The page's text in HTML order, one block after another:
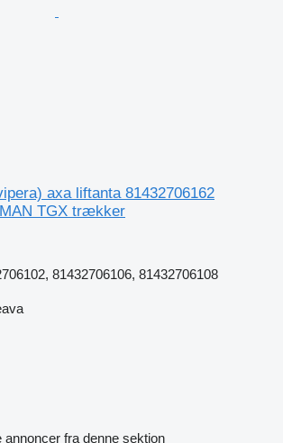
axa liftanta 81432706162
TGX trækker
81432706106, 81432706108
annoncer fra denne sektion